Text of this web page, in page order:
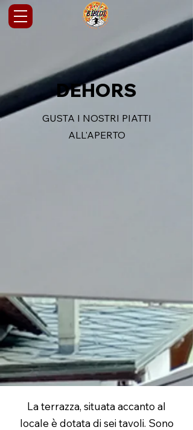
DEHORS
GUSTA I NOSTRI PIATTI
ALL'APERTO
La terrazza, situata accanto al
locale è dotata di sei tavoli. Sono